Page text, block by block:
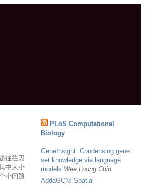
PLoS Computational
Biology
GeneInsight: Condensing gene
set knowledge via language
models Wee Loong Chin
AddaGCN: Spatial
往往因
中大小
小问题